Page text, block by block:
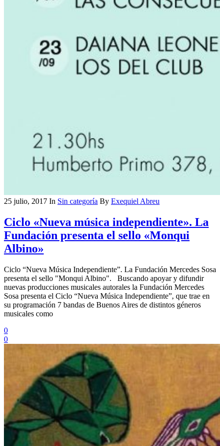
25 julio, 2017 In Sin categoría By Exequiel Abreu
Ciclo «Nueva música independiente». La
Fundación presenta el sello «Monqui
Albino»
Ciclo “Nueva Música Independiente”. La Fundación Mercedes Sosa
presenta el sello "Monqui Albino". Buscando apoyar y difundir
nuevas producciones musicales autorales la Fundación Mercedes
Sosa presenta el Ciclo “Nueva Música Independiente”, que trae en
su programación 7 bandas de Buenos Aires de distintos géneros
musicales como
0
0